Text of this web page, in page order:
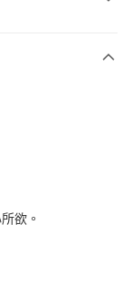
銀行
銀行
銀行
欲。